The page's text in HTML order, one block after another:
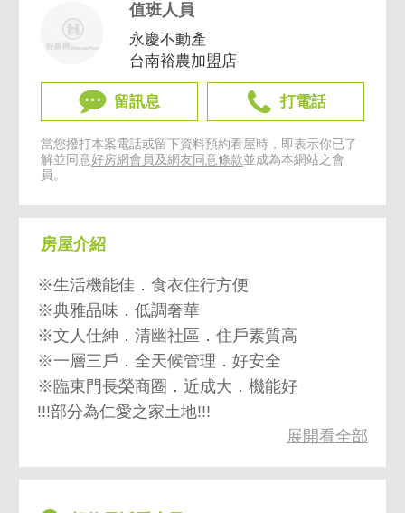
值班人員
永慶不動產
台南裕農加盟店
留訊息 打電話
當您撥打本案電話或留下資料預約看屋時，即表示你已了
解並同意好房網會員及網友同意條款並成為本網站之會
員。
房屋介紹
※生活機能佳．食衣住行方便
※典雅品味．低調奢華
※文人仕紳．清幽社區．住戶素質高
※一層三戶．全天候管理．好安全
※臨東門長榮商圈．近成大．機能好
!!!部分為仁愛之家土地!!!
展開看全部